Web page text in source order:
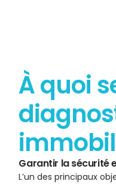
À quoi
Garantir la sécurité
L’un des principaux